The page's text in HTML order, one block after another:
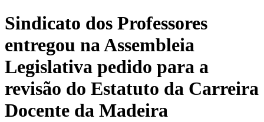
Sindicato dos Professores
entregou na Assembleia
Legislativa pedido para a
revisão do Estatuto da Carreira
Docente da Madeira